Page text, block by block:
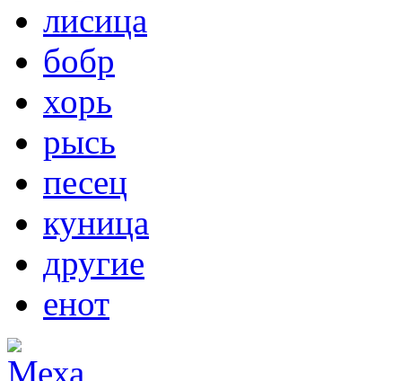
лисица
бобр
хорь
рысь
песец
куница
другие
енот